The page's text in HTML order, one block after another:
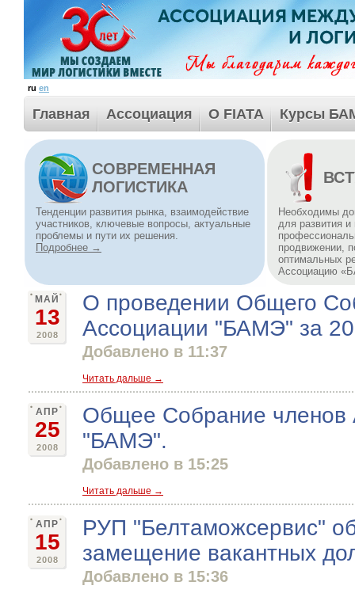
ru en
Главная Ассоциация О FIATA Курсы
СОВРЕМЕННАЯ
ЛОГИСТИКА
Тенденции развития рынка, взаимодействие
участников, ключевые вопросы, актуальные
проблемы и пути их решения.
Подробнее →
Необходимы
для развития
продвижении,
оптимальных
Ассоциацию
МАЙ
13
2008
О проведении Общего
Ассоциации "БАМЭ" за
Добавлено в 11:37
Читать дальше →
АПР
25
2008
Общее Собрание членов
"БАМЭ".
Добавлено в 15:25
Читать дальше →
АПР
15
2008
РУП "Белтаможсервис"
замещение вакантных
Добавлено в 15:36